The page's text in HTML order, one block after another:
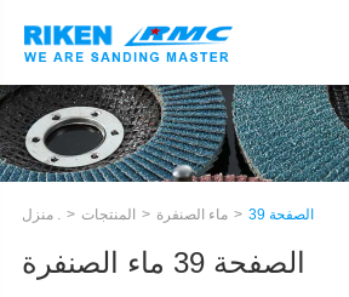
منزل . المنتجات ماء الصنفرة الصفحة 39
الصفحة 39 ماء الصنفرة